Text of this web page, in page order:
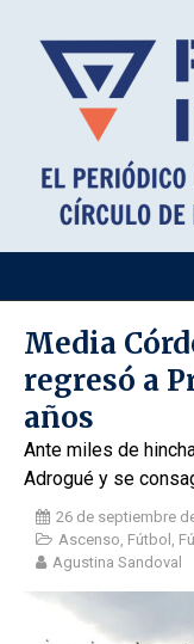
Media
regresó a
años
Ante miles de
Adrogué y se
26 de septiembre
Ascenso, Fútbol ,
Agustina Sandoval